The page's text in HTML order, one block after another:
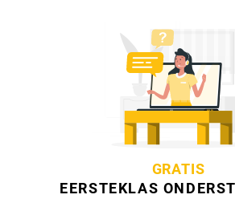
GRATIS
EERSTEKLAS